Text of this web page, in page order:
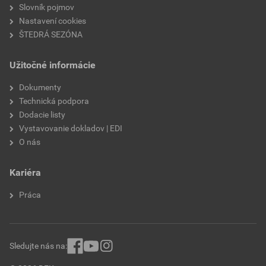
zrnitosť
hmotnosť
typ
značka
odtieň
Slovník pojmov
Nastavení cookies
ŠTEDRÁ SEZÓNA
Užitočné informácie
Dokumenty
Technická podpora
Dodacie listy
Vystavovanie dokladov | EDI
O nás
Kariéra
Práca
Sledujte nás na: